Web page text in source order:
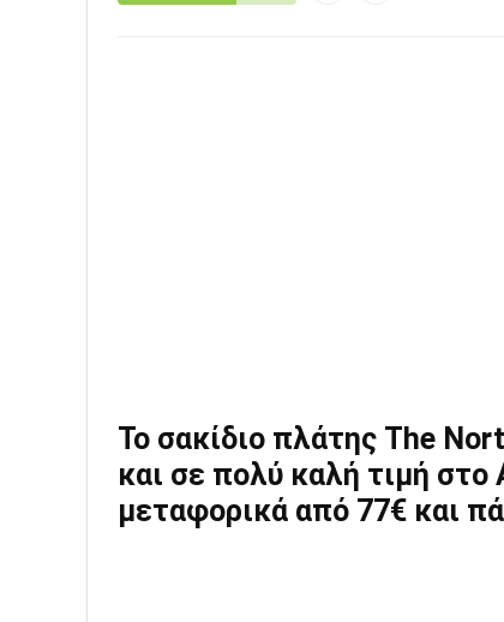
Το σακίδιο πλάτης The
και σε πολύ καλή τιμή
μεταφορικά από 77€ και